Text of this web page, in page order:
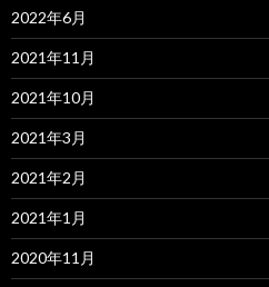
2022年6月
2021年11月
2021年10月
2021年3月
2021年2月
2021年1月
2020年11月